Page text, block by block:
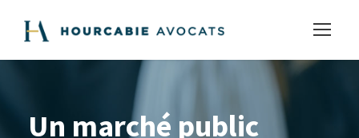
Un marché public